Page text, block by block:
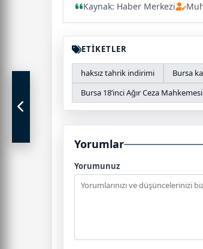
Kaynak: Haber Merkezi
ETİKETLER
haksız tahrik indirimi Bursa
Bursa 18’inci Ağır Ceza Mahkemesi
Yorumlar
Yorumunuz